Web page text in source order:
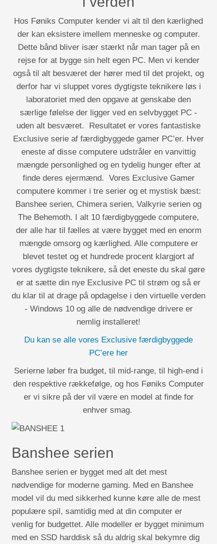
Hos Føniks Computer kender vi alt til den kærlighed
der kan eksistere imellem menneske og computer.
Dette bånd bliver især stærkt når man tager på en
rejse for at bygge sin helt egen PC. Men vi kender
også til alt besværet der hører med til det projekt, og
derfor har vi sluppet vores dygtigste teknikere løs i
laboratoriet med den opgave at genskabe den
særlige følelse der ligger ved en selvbygget PC -
uden alt besværet.
Resultatet er vores fantastiske
Exclusive serie af færdigbyggede gamer PC’er. Hver
eneste af disse computere udstråler en vanvittig
mængde personlighed og en tydelig hunger efter at
finde deres ejermænd. Vores Exclusive Gamer
computere kommer i tre serier og et mystisk bæst:
Banshee serien, Chimera serien, Valkyrie serien og
The Behemoth. I alt 10 færdigbyggede computere,
der alle har til fælles at være bygget med en enorm
mængde omsorg og kærlighed. Alle computere er
blevet testet og et hundrede procent klargjort af
vores dygtigste teknikere, så det eneste du skal gøre
er at sætte din nye Exclusive PC til strøm og så er
du klar til at drage på opdagelse i den virtuelle verden
- Windows 10 og alle de nødvendige drivere er
nemlig installeret!
Du kan se alle vores Exclusive færdigbyggede
PC’ere her
Serierne løber fra budget, til mid-range, til high-end i
den respektive rækkefølge, og hos Føniks Computer
er vi sikre på der vil være en model at finde for
enhver smag.
Banshee serien
Banshee serien er bygget med alt det mest
nødvendige for moderne gaming. Med en Banshee
model vil du med sikkerhed kunne køre alle de mest
populære spil, samtidig med at din computer er
venlig for budgettet. Alle modeller er bygget minimum
med en SSD harddisk så du aldrig skal bekymre dig